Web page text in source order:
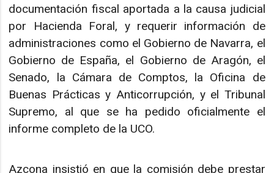
documentación fiscal aportada a la causa judicial
por Hacienda Foral, y requerir información de
administraciones como el Gobierno de Navarra, el
Gobierno de España, el Gobierno de Aragón, el
Senado, la Cámara de Comptos, la Oficina de
Buenas Prácticas y Anticorrupción, y el Tribunal
Supremo, al que se ha pedido oficialmente el
informe completo de la UCO.
Azcona insistió en que la comisión debe prestar